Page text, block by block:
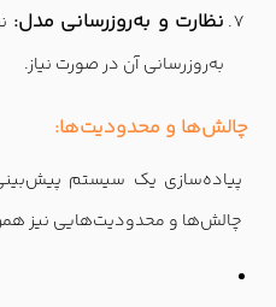
نظارت و به‌روزرسانی مدل:
به‌روزرسانی آن در صورت نیاز.
چالش‌ها و محدودیت‌ها:
پیاده‌سازی یک سیستم
چالش‌ها و محدودیت‌هایی نیز